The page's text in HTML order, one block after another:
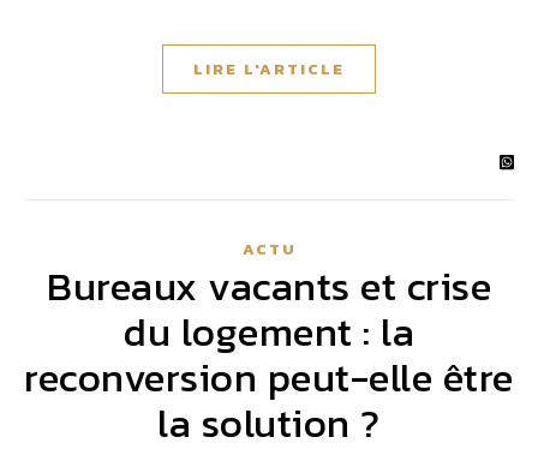
LIRE L'ARTICLE
ACTU
Bureaux vacants et crise
du logement : la
reconversion peut-elle être
la solution ?